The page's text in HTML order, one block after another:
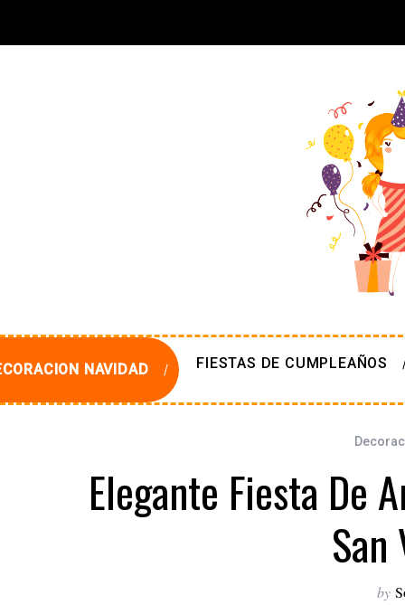
NAVIDAD FIESTAS DE CUMPLEAÑOS
Elegante Fiesta De
San
by